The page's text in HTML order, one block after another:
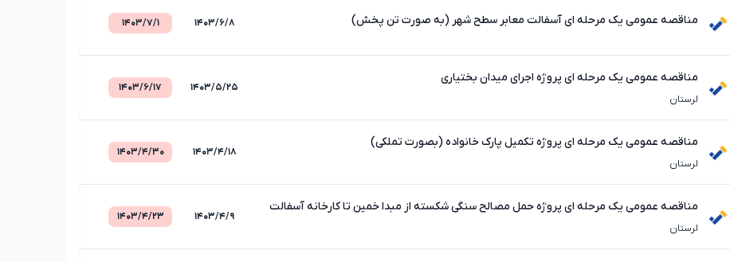
مناقصه عمومی یک مرحله ای آسفالت معابر سطح شهر (به صورت تن پخش) ۱۴۰۳/۶/۸ ۱۴۰۳/۷/۱
مناقصه عمومی یک مرحله ای پروژه اجرای میدان بختیاری
لرستان
۱۴۰۳/۵/۲۵ ۱۴۰۳/۶/۱۷
مناقصه عمومی یک مرحله ای پروژه تکمیل پارک خانواده (بصورت تملکی)
لرستان
۱۴۰۳/۴/۱۸ ۱۴۰۳/۴/۳۰
مناقصه عمومی یک مرحله ای پروژه حمل مصالح سنگی شکسته از مبدا خمین تا کارخانه آسفالت
شهرداری
لرستان
۱۴۰۳/۴/۹ ۱۴۰۳/۴/۲۳